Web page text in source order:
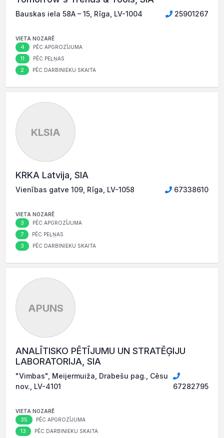
Bauskas iela 58A – 15, Rīga, LV-1004 25901267
VIETA NOZARĒ
4 PĒC APGROZĪJUMA
11 PĒC PEĻŅAS
2 PĒC DARBINIEKU SKAITA
KLSIA
KRKA Latvija, SIA
Vienības gatve 109, Rīga, LV-1058 67338610
VIETA NOZARĒ
3 PĒC APGROZĪJUMA
7 PĒC PEĻŅAS
3 PĒC DARBINIEKU SKAITA
APUNS
ANALĪTISKO PĒTĪJUMU UN STRATĒĢIJU
LABORATORIJA, SIA
"Vimbas", Meijermuiža, Drabešu pag., Cēsu
nov., LV-4101
67282795
VIETA NOZARĒ
35 PĒC APGROZĪJUMA
13 PĒC DARBINIEKU SKAITA